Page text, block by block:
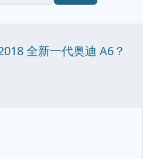
全新一代奥迪 A6？